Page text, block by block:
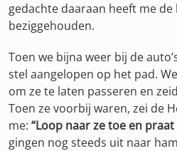
gedachte daaraan heeft me
beziggehouden.
Toen we bijna weer bij de
stel aangelopen op het pad.
om ze te laten passeren en
Toen ze voorbij waren, zei de
me: “Loop naar ze toe en praat
gingen nog steeds uit naar